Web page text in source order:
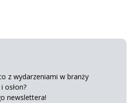
z wydarzeniami w branży
osłon?
newslettera!